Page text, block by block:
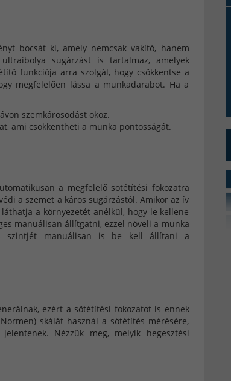
bocsát ki, amely nemcsak vakító, hanem
sugárzást is tartalmaz, amelyek
funkciója arra szolgál, hogy csökkentse a
megfelelően lássa a munkadarabot. Ha a
szemkárosodást okoz.
ami csökkentheti a munka pontosságát.
a megfelelő sötétítési fokozatra
a szemet a káros sugárzástól. Amikor az ív
a környezetét anélkül, hogy le kellene
manuálisan állítgatni, ezzel növeli a munka
szintjét manuálisan is be kell állítani a
ezért a sötétítési fokozatot is ennek
skálát használ a sötétítés mérésére,
Nézzük meg, melyik hegesztési